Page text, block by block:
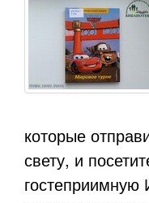
которые
свету, и